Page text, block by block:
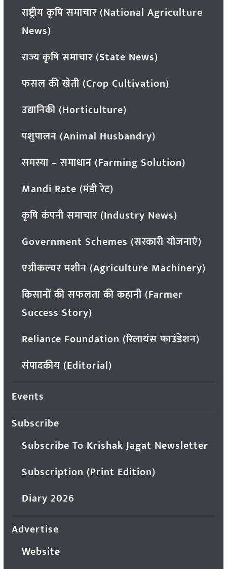
राष्ट्रीय कृषि समाचार (National Agriculture
News)
राज्य कृषि समाचार (State News)
फसल की खेती (Crop Cultivation)
उद्यानिकी (Horticulture)
पशुपालन (Animal Husbandry)
समस्या – समाधान (Farming Solution)
Mandi Rate (मंडी रेट)
कृषि कंपनी समाचार (Industry News)
Government Schemes (सरकारी योजनाएं)
एग्रीकल्चर मशीन (Agriculture Machinery)
किसानों की सफलता की कहानी (Farmer
Success Story)
Reliance Foundation (रिलायंस फाउंडेशन)
संपादकीय (Editorial)
Events
Subscribe
Subscribe To Krishak Jagat Newsletter
Subscription (Print Edition)
Diary 2026
Advertise
Website